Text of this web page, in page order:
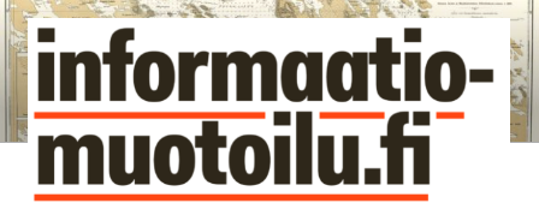
Siirry
sisältöön
Kuinka tieto tehdään näkyväksi
Avainsana:liikenne